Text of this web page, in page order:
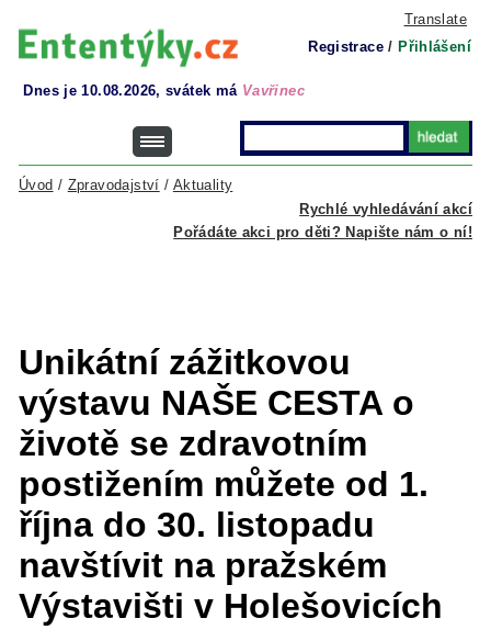
Translate
Registrace / Přihlášení
Dnes je 10.08.2026, svátek má Vavřinec
Rychlé vyhledávání akcí
Úvod / Zpravodajství / Aktuality
Pořádáte akci pro děti? Napište nám o ní!
Unikátní zážitkovou
výstavu NAŠE CESTA o
životě se zdravotním
postižením můžete od 1.
října do 30. listopadu
navštívit na pražském
Výstavišti v Holešovicích